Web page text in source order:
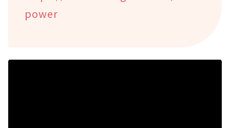
power